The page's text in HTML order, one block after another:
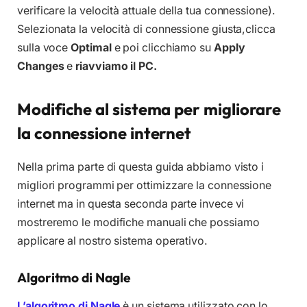
verificare la velocità attuale della tua connessione).
Selezionata la velocità di connessione giusta,clicca
sulla voceOptimal e poi clicchiamo su Apply
Changese riavviamo il PC.
Modifiche al sistema per migliorare
la connessione internet
Nella prima parte di questa guida abbiamo visto i
migliori programmi per ottimizzare la connessione
internet ma in questa seconda parte invece vi
mostreremo le modifiche manuali che possiamo
applicare al nostro sistema operativo.
Algoritmo di Nagle